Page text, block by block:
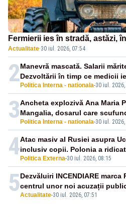
Fermierii ies în stradă, astăzi,
Actualitate·30 iul. 2026, 07:54
2 Politica Interna - nationala-30 iul.
Manevră mascată. Salarii
Dezvoltării în timp ce medicii
3 Politica Interna - nationala-30 iul.
Ancheta explozivă Ana Maria
Mangalia, dosarul care
4 Politica Externa-30 iul. 2026, 08:15
Atac masiv al Rusiei asupra
inclusiv copii. Polonia a
5Actualitate-30 iul. 2026, 07:51
Dezvăluiri INCENDIARE marca
centrul unor noi acuzații